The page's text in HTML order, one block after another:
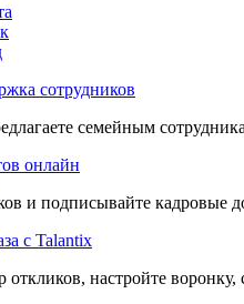
сотрудников
семейным
онлайн
и подписывайте кадровые
с Talantix
откликов, настройте